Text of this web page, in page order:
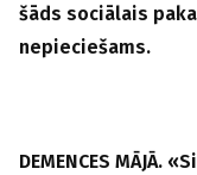
šāds sociālais
nepieciešams.
DEMENCES